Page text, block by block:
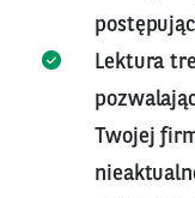
Lektura
Twojej